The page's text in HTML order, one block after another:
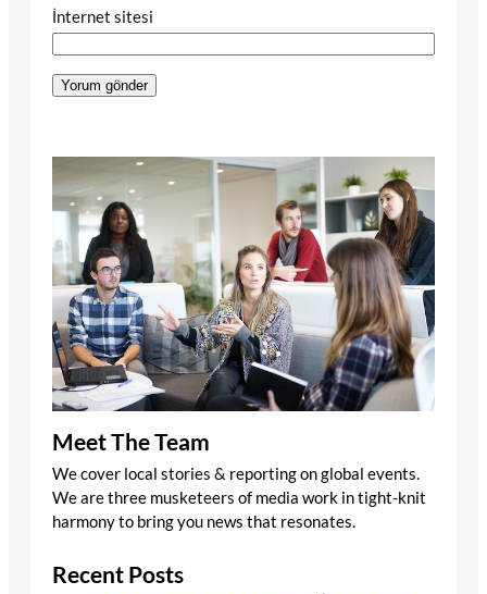
İnternet sitesi
Meet The Team
We cover local stories & reporting on global events.
We are three musketeers of media work in tight-knit
harmony to bring you news that resonates.
Recent Posts